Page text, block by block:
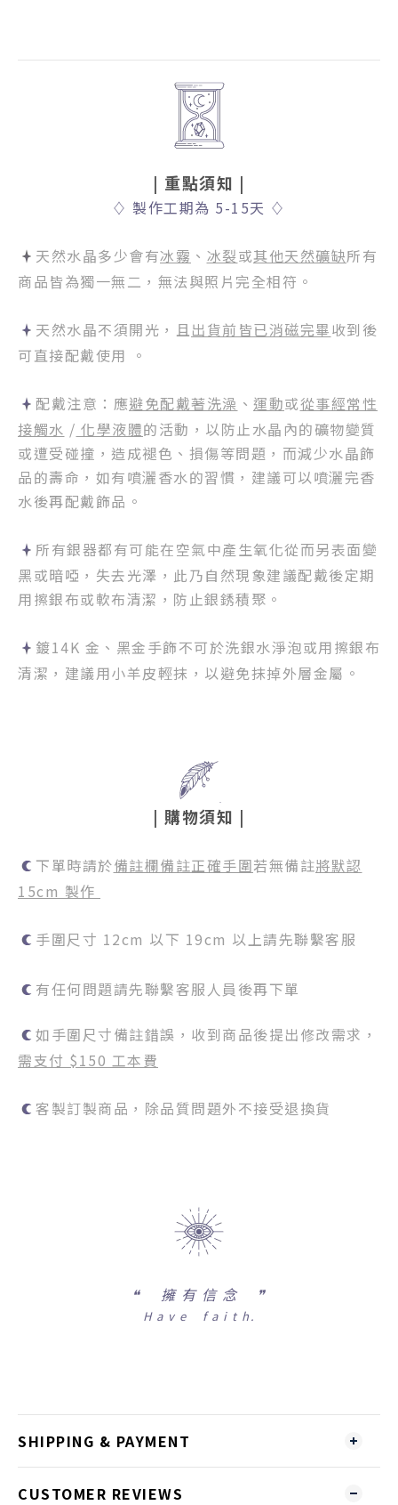
| 重點須知 |
♢ 製作工期為 5-15天 ♢
天然水晶多少會有冰霧 、 冰裂或其他天然礦缺所有
商品皆為獨一無二，無法與照片完全相符。
天然水晶不須開光，且出貨前皆已消磁完畢收到後
可直接配戴使用 。
配戴注意：應避免配戴著洗澡 、 運動或從事經常性
接觸水 / 化學液體的活動，以防止水晶內的礦物變質
或遭受碰撞，造成褪色、損傷等問題，而減少水晶飾
品的壽命，如有噴灑香水的習慣，建議可以噴灑完香
水後再配戴飾品。
所有銀器都有可能在空氣中產生氧化從而另表面變
黑或暗啞，失去光澤，此乃自然現象建議配戴後定期
用擦銀布或軟布清潔，防止銀銹積聚。
鍍14K 金、黑金手飾不可於洗銀水淨泡或用擦銀布
清潔，建議用小羊皮輕抹，以避免抹掉外層金屬。
| 購物須知 |
下單時請於備註欄備註正確手圍若無備註將默認
15cm 製作
手圍尺寸 12cm 以下 19cm 以上請先聯繫客服
有任何問題請先聯繫客服人員後再下單
如手圍尺寸備註錯誤，收到商品後提出修改需求，
需支付 $150 工本費
客製訂製商品，除品質問題外不接受退換貨
❝ 擁 有 信 念 ❞
H a v e f a i t h.
SHIPPING & PAYMENT
CUSTOMER REVIEWS